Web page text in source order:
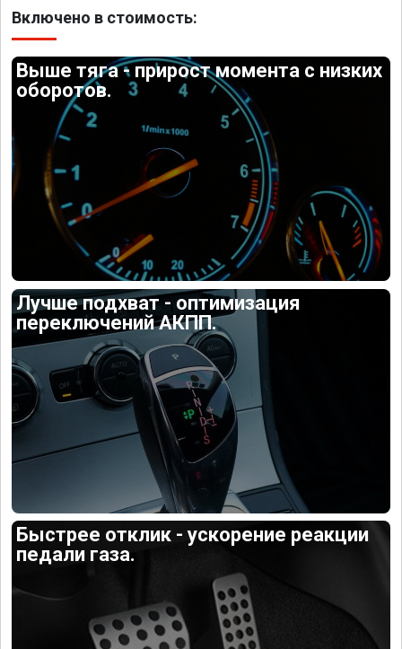
Включено в стоимость:
Выше тяга - прирост момента с низких
оборотов.
Лучше подхват - оптимизация
переключений АКПП.
Быстрее отклик - ускорение реакции
педали газа.